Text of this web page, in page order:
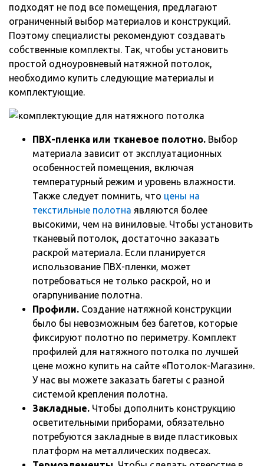
подходят не под все помещения, предлагают
ограниченный выбор материалов и конструкций.
Поэтому специалисты рекомендуют создавать
собственные комплекты. Так, чтобы установить
простой одноуровневый натяжной потолок,
необходимо купить следующие материалы и
комплектующие.
ПВХ-пленка или тканевое полотно. Выбор
материала зависит от эксплуатационных
особенностей помещения, включая
температурный режим и уровень влажности.
Также следует помнить, что цены на
текстильные полотна являются более
высокими, чем на виниловые. Чтобы установить
тканевый потолок, достаточно заказать
раскрой материала. Если планируется
использование ПВХ-пленки, может
потребоваться не только раскрой, но и
огарпунивание полотна.
Профили. Создание натяжной конструкции
было бы невозможным без багетов, которые
фиксируют полотно по периметру. Комплект
профилей для натяжного потолка по лучшей
цене можно купить на сайте «Потолок-Магазин».
У нас вы можете заказать багеты с разной
системой крепления полотна.
Закладные. Чтобы дополнить конструкцию
осветительными приборами, обязательно
потребуются закладные в виде пластиковых
платформ на металлических подвесах.